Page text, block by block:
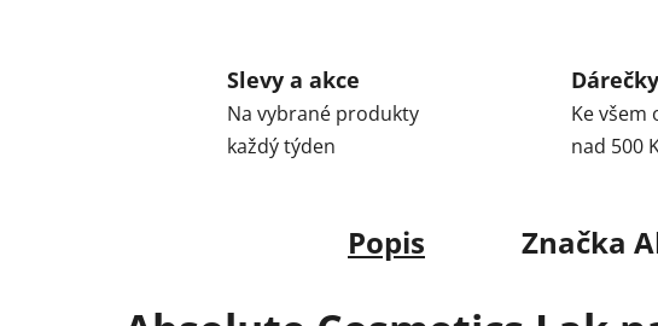
Slevy a akce
Na vybrané produkty
každý týden
Ke všem
nad 500
Popis Značka